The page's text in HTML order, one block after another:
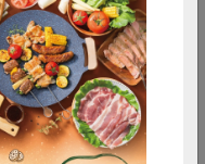
原料)
減硝酸鹽
買